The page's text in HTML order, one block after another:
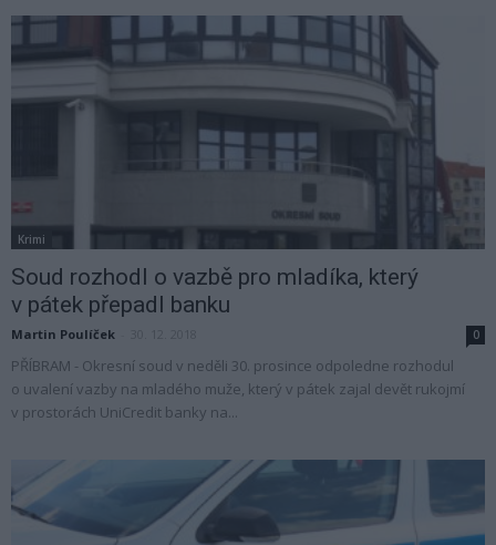
Krimi
Soud rozhodl o vazbě pro mladíka, který
v pátek přepadl banku
Martin Poulíček 0
PŘÍBRAM - Okresní soud v neděli 30. prosince odpoledne rozhodul
o uvalení vazby na mladého muže, který v pátek zajal devět rukojmí
v prostorách UniCredit banky na...